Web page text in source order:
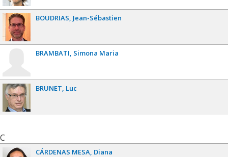
BOUDRIAS Jean-Sébastien
BRAMBATI Simona Maria
BRUNET Luc
C
CÁRDENAS MESA Diana